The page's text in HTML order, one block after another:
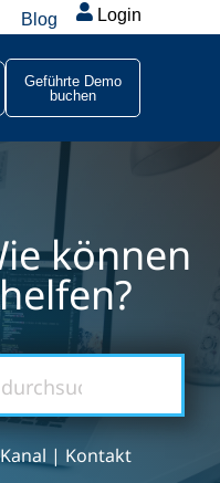
Blog Login
Geführte Demo
buchen
können
| Kontakt